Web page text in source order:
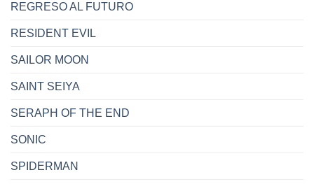
REGRESO AL FUTURO
RESIDENT EVIL
SAILOR MOON
SAINT SEIYA
SERAPH OF THE END
SONIC
SPIDERMAN